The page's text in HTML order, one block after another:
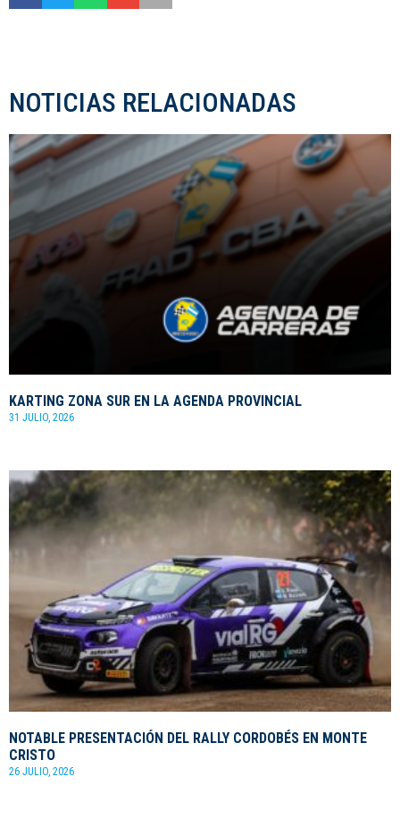
NOTICIAS RELACIONADAS
KARTING ZONA SUR EN LA AGENDA PROVINCIAL
31 JULIO, 2026
NOTABLE PRESENTACIÓN DEL RALLY CORDOBÉS EN MONTE
CRISTO
26 JULIO, 2026